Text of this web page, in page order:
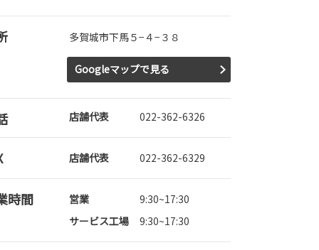
多賀城市下馬５−４−３８
Googleマップで見る
店舗代表 022-362-6326
店舗代表 022-362-6329
時間 営業
9:30~17:30
サービス工場
9:30~17:30